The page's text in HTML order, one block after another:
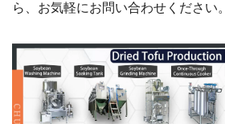
ら、お気軽にお問い合わせください。